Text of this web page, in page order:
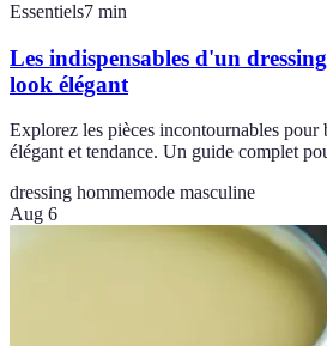
Essentiels7 min
Les indispensables d'un
look élégant
Explorez les pièces incontournables pour
élégant et tendance. Un guide complet
dressing hommemode masculine
Aug 6